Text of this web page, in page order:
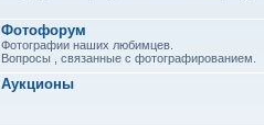
Фотофорум
Фотографии наших любимцев.
Вопросы , связанные с фотографированием.
Аукционы